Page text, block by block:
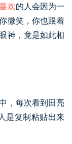
欢的人会因为一
微笑，你也跟着
神，竟是如此相
，每次看到田亮
是复制粘贴出来